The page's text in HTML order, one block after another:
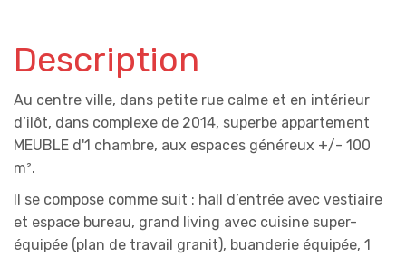
Description
Au centre ville, dans petite rue calme et en intérieur
d’ilôt, dans complexe de 2014, superbe appartement
MEUBLE d'1 chambre, aux espaces généreux +/- 100
m².
Il se compose comme suit : hall d’entrée avec vestiaire
et espace bureau, grand living avec cuisine super-
équipée (plan de travail granit), buanderie équipée, 1